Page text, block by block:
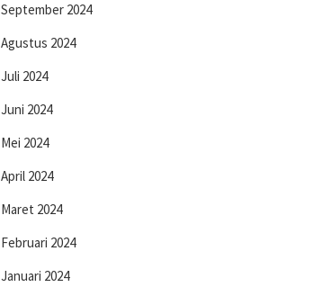
September 2024
Agustus 2024
Juli 2024
Juni 2024
Mei 2024
April 2024
Maret 2024
Februari 2024
Januari 2024